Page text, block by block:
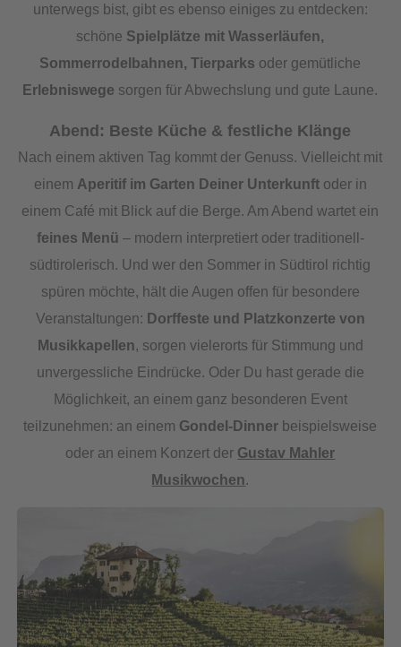
unterwegs bist, gibt es ebenso einiges zu entdecken:
schöne Spielplätze mit Wasserläufen,
Sommerrodelbahnen, Tierparks oder gemütliche
Erlebniswege sorgen für Abwechslung und gute Laune.
Abend: Beste Küche & festliche Klänge
Nach einem aktiven Tag kommt der Genuss. Vielleicht mit
einem Aperitif im Garten Deiner Unterkunftoder in
einem Café mit Blick auf die Berge. Am Abend wartet ein
feines Menü – modern interpretiert oder traditionell-
südtirolerisch. Und wer den Sommer in Südtirol richtig
spüren möchte, hält die Augen offen für besondere
Veranstaltungen: Dorffeste und Platzkonzerte von
Musikkapellen, sorgen vielerorts für Stimmung und
unvergessliche Eindrücke. Oder Du hast gerade die
Möglichkeit, an einem ganz besonderen Event
teilzunehmen: an einem Gondel-Dinner beispielsweise
oder an einem Konzert der Gustav Mahler
Musikwochen.